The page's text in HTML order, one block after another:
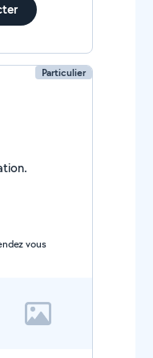
Particulier
présentation.
vous